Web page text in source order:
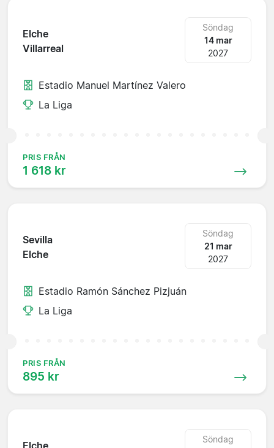
Elche
Villarreal
Söndag
14 mar
2027
Estadio Manuel Martínez Valero
La Liga
PRIS FRÅN
1 618 kr
Sevilla
Elche
Söndag
21 mar
2027
Estadio Ramón Sánchez Pizjuán
La Liga
PRIS FRÅN
895 kr
Söndag